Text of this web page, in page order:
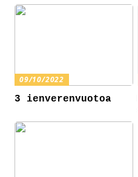
09/10/2022
3 ienverenvuotoa